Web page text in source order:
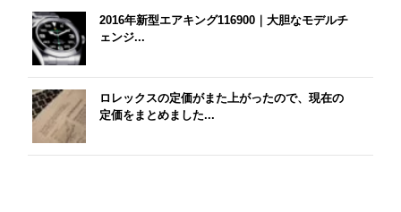
2016年新型エアキング116900｜大胆なモデルチ
ェンジ...
ロレックスの定価がまた上がったので、現在の
定価をまとめました...